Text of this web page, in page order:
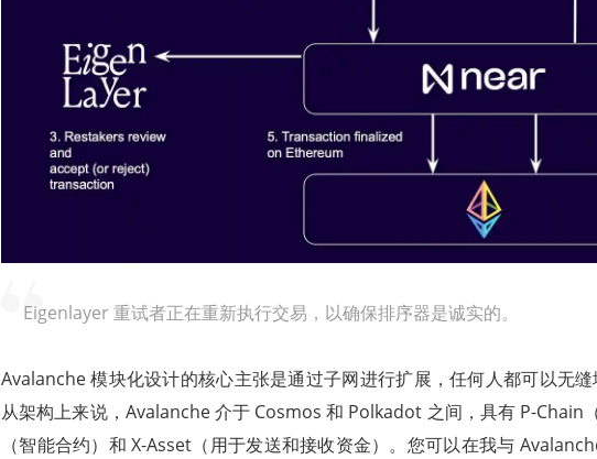
Eigenlayer 重试者正在重新执行交易，以确保排序器是诚实的。
Avalanche 模块化设计的核心主张是通过子网进行扩展，任何人都可以无缝
从架构上来说，Avalanche 介于 Cosmos 和 Polkadot 之间，具有 P-Chain
（智能合约）和 X-Asset（用于发送和接收资金）。您可以在我与